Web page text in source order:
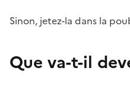
Sinon, jetez-la dans la
Que va-t-il